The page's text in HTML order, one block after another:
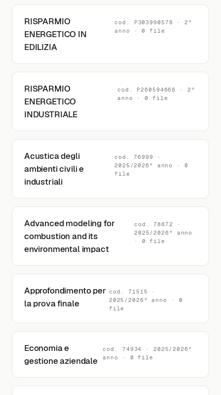
RISPARMIO
ENERGETICO IN
EDILIZIA
cod. P303990578 · 2°
anno · 0 file
RISPARMIO
ENERGETICO
INDUSTRIALE
cod. P260594668 · 2°
anno · 0 file
Acustica degli
ambienti civili e
industriali
cod. 76999 ·
2025/2026° anno · 0
file
Advanced modeling for
combustion and its
environmental impact
cod. 78872 ·
2025/2026° anno
· 0 file
Approfondimento per
la prova finale
cod. 71515 ·
2025/2026° anno · 0
file
Economia e
gestione aziendale
cod. 74934 · 2025/2026°
anno · 0 file